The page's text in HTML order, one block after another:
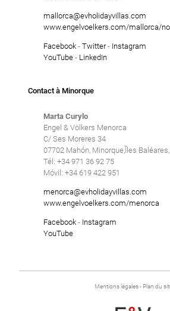
mallorca@evholidayvillas.com
www.engelvoelkers.com/mallorca/
Facebook- Twitter- Instagram
YouTube- LinkedIn
Contact à Minorque
Marta Curylo
Engel & Völkers Menorca
C/ Ses Moreres 34
07702 Mahón, Minorque,Îles
Tél: +34 971 36 92 75
Móvil: +34 619 422 951
menorca@evholidayvillas.com
www.engelvoelkers.com/menorca
Facebook- Instagram
YouTube
Mentions légales- Plan du